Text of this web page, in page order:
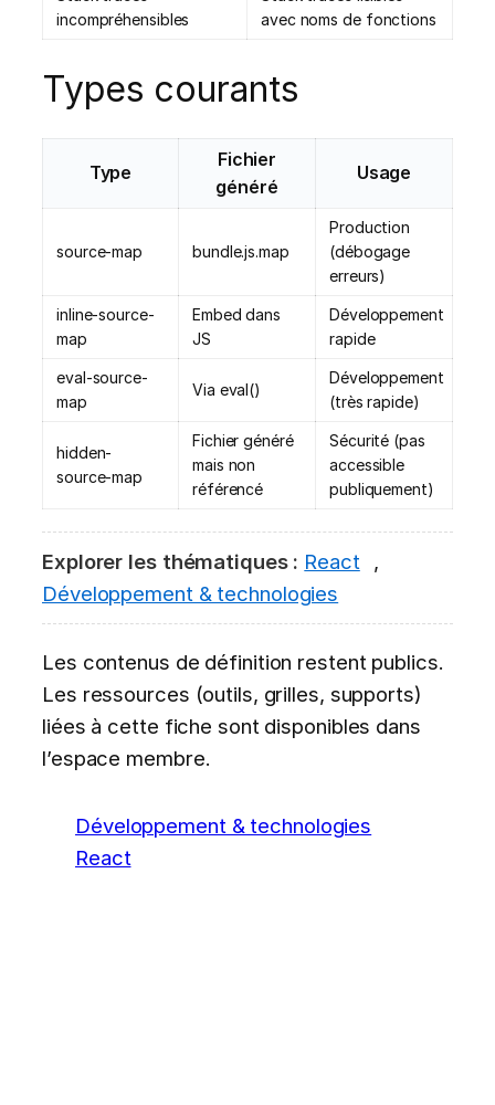
incompréhensibles
avec noms de fonctions
Types courants
Type
Fichier
généré
Usage
source-map bundle.js.map
Production
(débogage
erreurs)
inline-source-
map
Embed dans
JS
Développement
rapide
eval-source-
map
Via eval()
Développement
(très rapide)
hidden-
source-map
Fichier généré
mais non
référencé
Sécurité (pas
accessible
publiquement)
Explorer les thématiques : React
,
Développement & technologies
Les contenus de définition restent publics.
Les ressources (outils, grilles, supports)
liées à cette fiche sont disponibles dans
l’espace membre.
Développement & technologies
React